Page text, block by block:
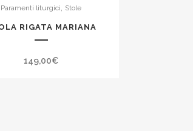
Paramenti liturgici, Stole
RIGATA MARIANA
149,00€